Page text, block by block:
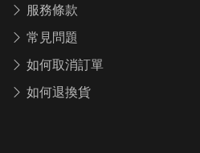
服務條款
常見問題
如何取消訂單
如何退換貨